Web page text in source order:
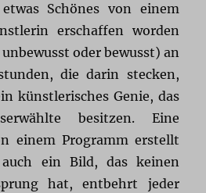
Schönes von einem
erschaffen worden
oder bewusst) an
die darin stecken,
künstlerisches Genie, das
besitzen. Eine
einem Programm erstellt
ein Bild, das keinen
hat, entbehrt jeder